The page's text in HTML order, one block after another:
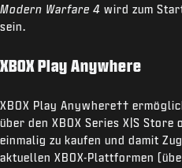
Modern Warfare 4 wird zum
sein.
XBOX Play Anywhere
XBOX Play Anywhere††
über den XBOX Series X|S Store
einmalig zu kaufen und damit
aktuellen XBOX-Plattformen